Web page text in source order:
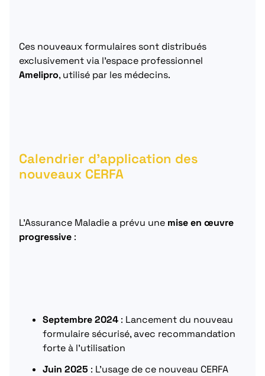
Ces nouveaux formulaires sont distribués
exclusivement via l’espace professionnel
Amelipro, utilisé par les médecins.
Calendrier d’application des
nouveaux CERFA
L’Assurance Maladie a prévu une mise en œuvre
progressive :
Septembre 2024 : Lancement du nouveau
formulaire sécurisé, avec recommandation
forte à l’utilisation
Juin 2025 : L’usage de ce nouveau CERFA